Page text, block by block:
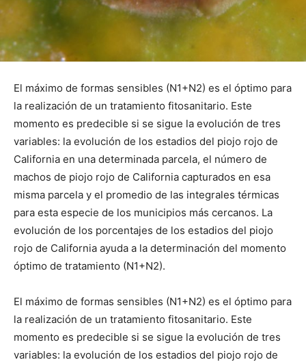
El máximo de formas sensibles (N1+N2) es el óptimo para
la realización de un tratamiento fitosanitario. Este
momento es predecible si se sigue la evolución de tres
variables: la evolución de los estadios del piojo rojo de
California en una determinada parcela, el número de
machos de piojo rojo de California capturados en esa
misma parcela y el promedio de las integrales térmicas
para esta especie de los municipios más cercanos. La
evolución de los porcentajes de los estadios del piojo
rojo de California ayuda a la determinación del momento
óptimo de tratamiento (N1+N2).
El máximo de formas sensibles (N1+N2) es el óptimo para
la realización de un tratamiento fitosanitario. Este
momento es predecible si se sigue la evolución de tres
variables: la evolución de los estadios del piojo rojo de